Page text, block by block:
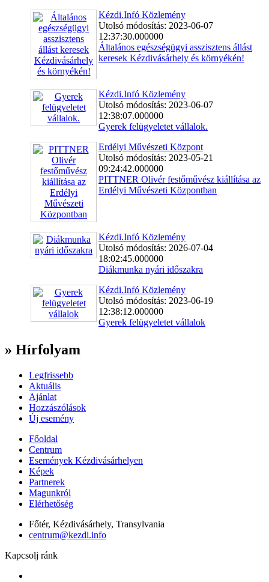
Kézdi.Infó Közlemény
Utolsó módosítás: 2023-06-07
12:37:30.000000
Általános egészségügyi asszisztens állást
keresek Kézdivásárhely és környékén!
Kézdi.Infó Közlemény
Utolsó módosítás: 2023-06-07
12:38:07.000000
Gyerek felügyeletet vállalok.
Erdélyi Művészeti Központ
Utolsó módosítás: 2023-05-21
09:24:42.000000
PITTNER Olivér festőművész kiállítása az
Erdélyi Művészeti Központban
Kézdi.Infó Közlemény
Utolsó módosítás: 2026-07-04
18:02:45.000000
Diákmunka nyári időszakra
Kézdi.Infó Közlemény
Utolsó módosítás: 2023-06-19
12:38:12.000000
Gyerek felügyeletet vállalok
» Hírfolyam
Legfrissebb
Aktuális
Ajánlat
Hozzászólások
Új esemény
Főoldal
Centrum
Események Kézdivásárhelyen
Képek
Partnerek
Magunkról
Elérhetőség
Főtér, Kézdivásárhely, Transylvania
centrum@kezdi.info
Kapcsolj ránk